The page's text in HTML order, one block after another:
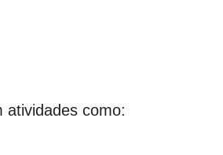
atividades como: